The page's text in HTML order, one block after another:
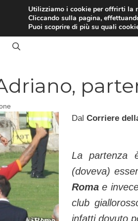
RASSEGNA STAMPA
Dal Corriere
La partenza
(doveva)
Romae
club
infatti dovuto
Utilizziamo i cookie per offrirti la
Cliccando sulla pagina,
Puoi scoprire di più su quali